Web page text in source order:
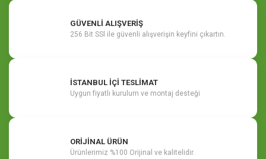
GÜVENLİ ALIŞVERİŞ
256 Bit SSl ile güvenli alışverişin keyfini çıkartın.
İSTANBUL İÇİ TESLİMAT
Uygun fiyatlı kurulum ve montaj desteği
ORİJİNAL ÜRÜN
Ürünlerimiz %100 Orijinal ve kalitelidir.